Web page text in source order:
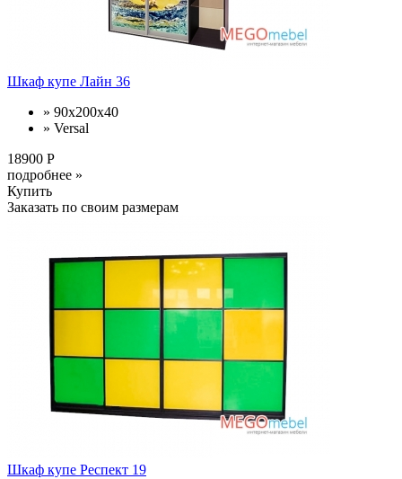
Шкаф купе Лайн 36
» 90x200x40
» Versal
18900 Р
подробнее »
Купить
Заказать по своим размерам
Шкаф купе Респект 19